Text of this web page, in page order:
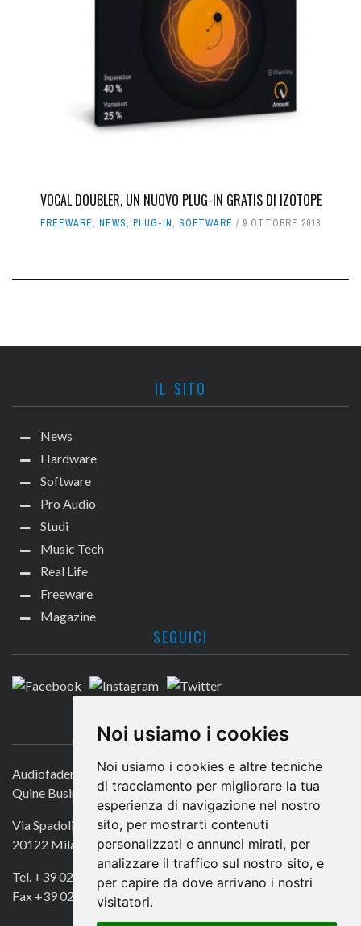
Noi usiamo i cookies
Noi usiamo i cookies e altre tecniche
di tracciamento per migliorare la tua
esperienza di navigazione nel nostro
sito, per mostrarti contenuti
personalizzati e annunci mirati, per
analizzare il traffico sul nostro sito, e
per capire da dove arrivano i nostri
visitatori.
VOCAL DOUBLER, UN NUOVO PLUG-IN GRATIS DI IZOTOPE
FREEWARE, NEWS, PLUG-IN, SOFTWARE 9 OTTOBRE 2018
IL SITO
News
Hardware
Software
Pro Audio
Studi
Music Tech
Real Life
Freeware
Magazine
SEGUICI
CONTATTACI
Audiofader.com
Quine Business Publisher
Via Spadolini 7
20122 Milano
Tel. +39 02 49756990
Fax +39 02 72016740